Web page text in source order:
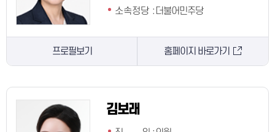
소속정당 : 더불어민주당
프로필보기 홈페이지 바로가기
김보래